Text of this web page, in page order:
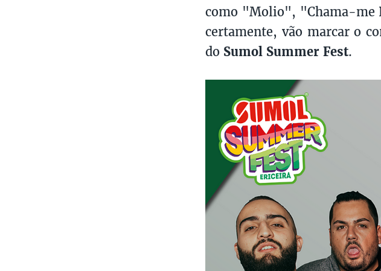
como "Molio", "Chama-me
certamente, vão marcar o
do Sumol Summer Fest.